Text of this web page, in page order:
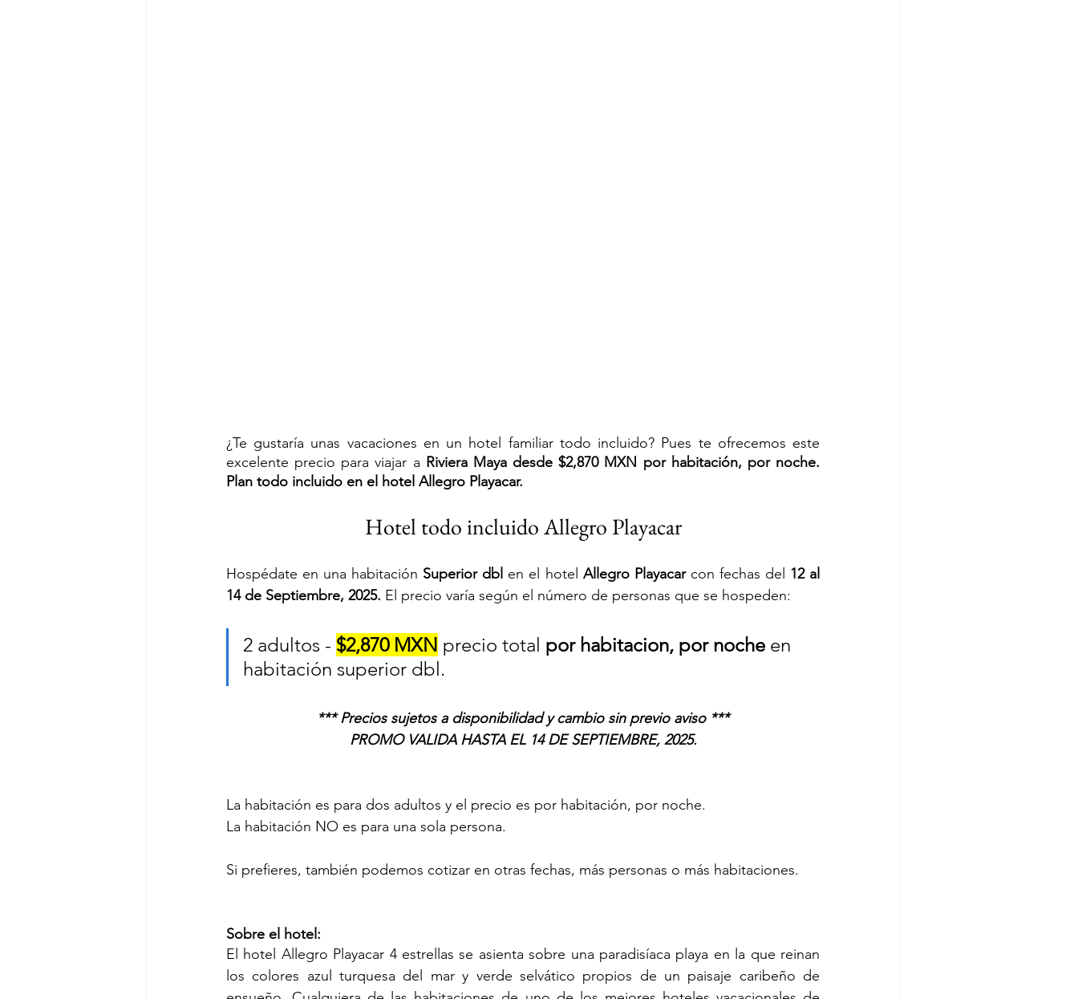
¿Te gustaría unas vacaciones en un hotel familiar todo incluido? Pues te ofrecemos este
excelente precio para viajar a Riviera Maya desde $2,870 MXN por habitación, por noche.
Plan todo incluido en el hotel Allegro Playacar.
Hotel todo incluido Allegro Playacar
Hospédate en una habitación Superior dbl en el hotel Allegro Playacar con fechas del 12 al
14 de Septiembre, 2025. El precio varía según el número de personas que se hospeden:
2 adultos - $2,870 MXN precio total por habitacion, por noche en
habitación superior dbl.
*** Precios sujetos a disponibilidad y cambio sin previo aviso ***
PROMO VALIDA HASTA EL 14 DE SEPTIEMBRE, 2025.
La habitación es para dos adultos y el precio es por habitación, por noche.
La habitación NO es para una sola persona.
Si prefieres, también podemos cotizar en otras fechas, más personas o más habitaciones.
Sobre el hotel:
El hotel Allegro Playacar 4 estrellas se asienta sobre una paradisíaca playa en la que reinan
los colores azul turquesa del mar y verde selvático propios de un paisaje caribeño de